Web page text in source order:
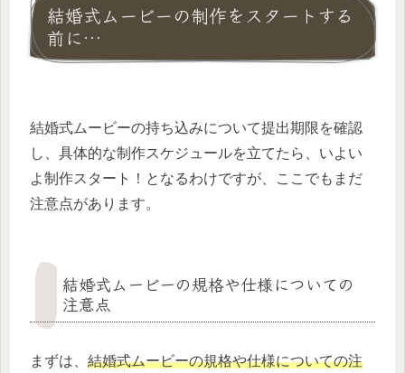
結婚式ムービーの制作をスタートする
前に…
結婚式ムービーの持ち込みについて提出期限を確認
し、具体的な制作スケジュールを立てたら、いよい
よ制作スタート！となるわけですが、ここでもまだ
注意点があります。
結婚式ムービーの規格や仕様についての
注意点
まずは、 結婚式ムービーの規格や仕様についての注